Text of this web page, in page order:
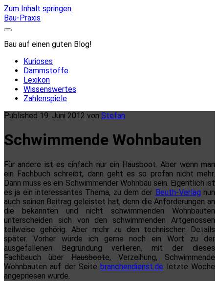
Zum Inhalt springen
Bau-Praxis
Bau auf einen guten Blog!
Kurioses
Dämmstoffe
Lexikon
Wissenswertes
Zahlenspiele
Published 19. Juni 2012 von Stefan
Schwimmende Wohnbauten
Für andere ist es einfach nur ein Hausboot. Aber wenn man
ein Fachbuch schreibt, dann geht es so profan nicht mehr.
Dann muss es ein Schwimmender Wohnbau sein. Eigentlich ist
es ja ein interessantes Thema, zu dem der Beuth-Verlag nun
auch seinen Beitrag geleistet hat, denn die Anforderungen an
die bekannten und nicht schwimmenden Wohnbauten
unterscheiden sich von den schwimmenden Artgenossen
teilweise gehörig. Aber mehr zu den technischen Details
später. Vorher würde ich gerne noch ein Wort zu der
ausgefallenen Begründung verlieren, mit der dieses
Fachbauch überHausboote, Verzeihung, Schwimmende
Wohnbauten auf der Seitebranchendienst.de letzte Woche
angepriesen wurde.